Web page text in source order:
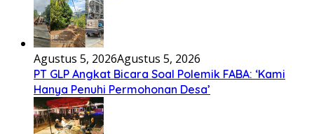
Agustus 5, 2026Agustus 5, 2026
PT GLP Angkat Bicara Soal Polemik FABA: ‘Kami
Hanya Penuhi Permohonan Desa’